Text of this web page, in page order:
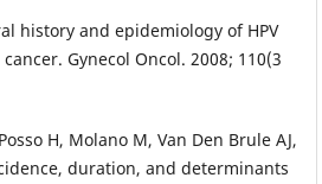
history and epidemiology of HPV
Gynecol Oncol. 2008; 110(3
H, Molano M, Van Den Brule AJ,
duration, and determinants